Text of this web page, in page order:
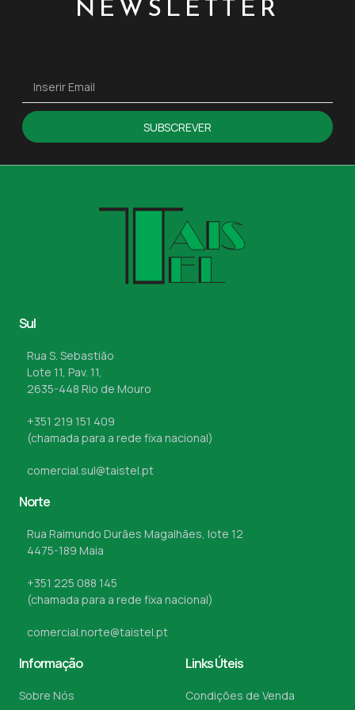
NEWSLETTER
SUBSCREVER
Sul
Rua S. Sebastião
Lote 11, Pav. 11,
2635-448 Rio de Mouro
+351 219 151 409
(chamada para a rede fixa nacional)
comercial.sul@taistel.pt
Norte
Rua Raimundo Durães Magalhães, lote 12
4475-189 Maia
+351 225 088 145
(chamada para a rede fixa nacional)
comercial.norte@taistel.pt
Informação
Sobre Nós
Links Úteis
Condições de Venda